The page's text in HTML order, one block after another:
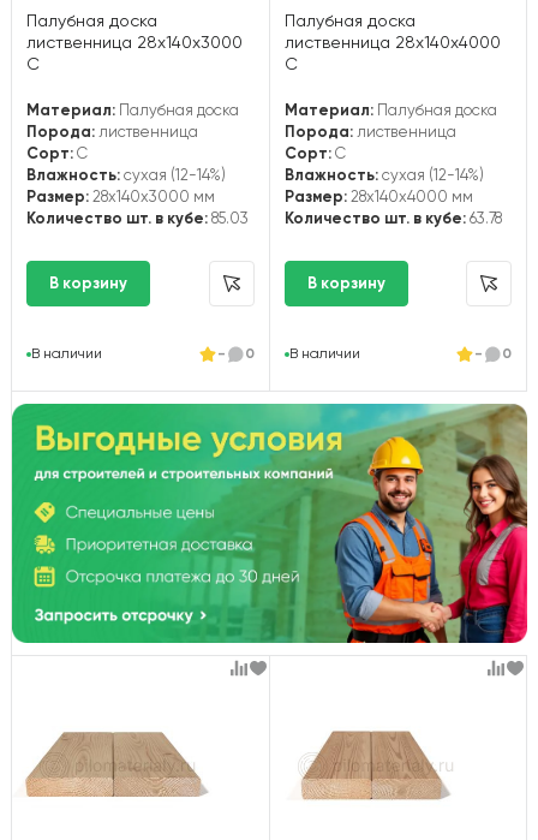
Палубная доска
лиственница 28х140х3000
С
Материал: Палубная доска
Порода: лиственница
Сорт: С
Влажность: сухая (12-14%)
Размер: 28x140x3000 мм
Количество шт. в кубе: 85.03
В наличии - 0
Палубная доска
лиственница 28х140х4000
С
Материал:Палубная доска
Порода:лиственница
Сорт:С
Влажность:сухая (12-14%)
Размер:28x140x4000 мм
Количество шт. в кубе:63.78
В наличии - 0